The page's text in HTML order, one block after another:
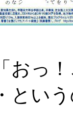
おっ
とい